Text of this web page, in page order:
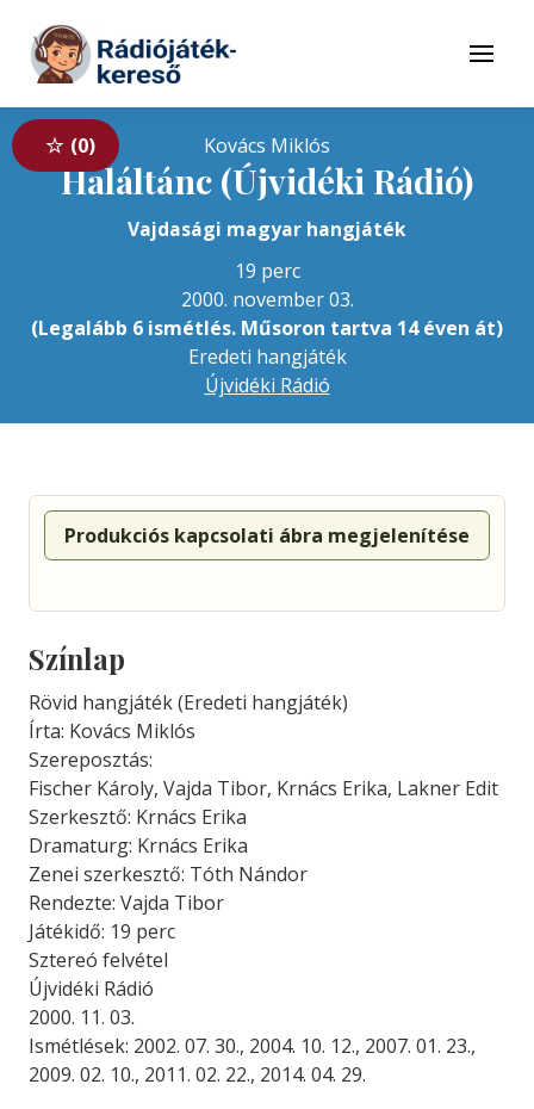
Tovább a tartalomhoz
Menü
0 Kovács Miklós
Haláltánc (Újvidéki Rádió)
Vajdasági magyar hangjáték
19 perc
2000. november 03.
(Legalább 6 ismétlés. Műsoron tartva 14 éven át)
Eredeti hangjáték
Újvidéki Rádió
Produkciós kapcsolati ábra megjelenítése
Színlap
Rövid hangjáték (Eredeti hangjáték)
Írta: Kovács Miklós
Szereposztás:
Fischer Károly, Vajda Tibor, Krnács Erika, Lakner Edit
Szerkesztő: Krnács Erika
Dramaturg: Krnács Erika
Zenei szerkesztő: Tóth Nándor
Rendezte: Vajda Tibor
Játékidő: 19 perc
Sztereó felvétel
Újvidéki Rádió
2000. 11. 03.
Ismétlések: 2002. 07. 30., 2004. 10. 12., 2007. 01. 23.,
2009. 02. 10., 2011. 02. 22., 2014. 04. 29.